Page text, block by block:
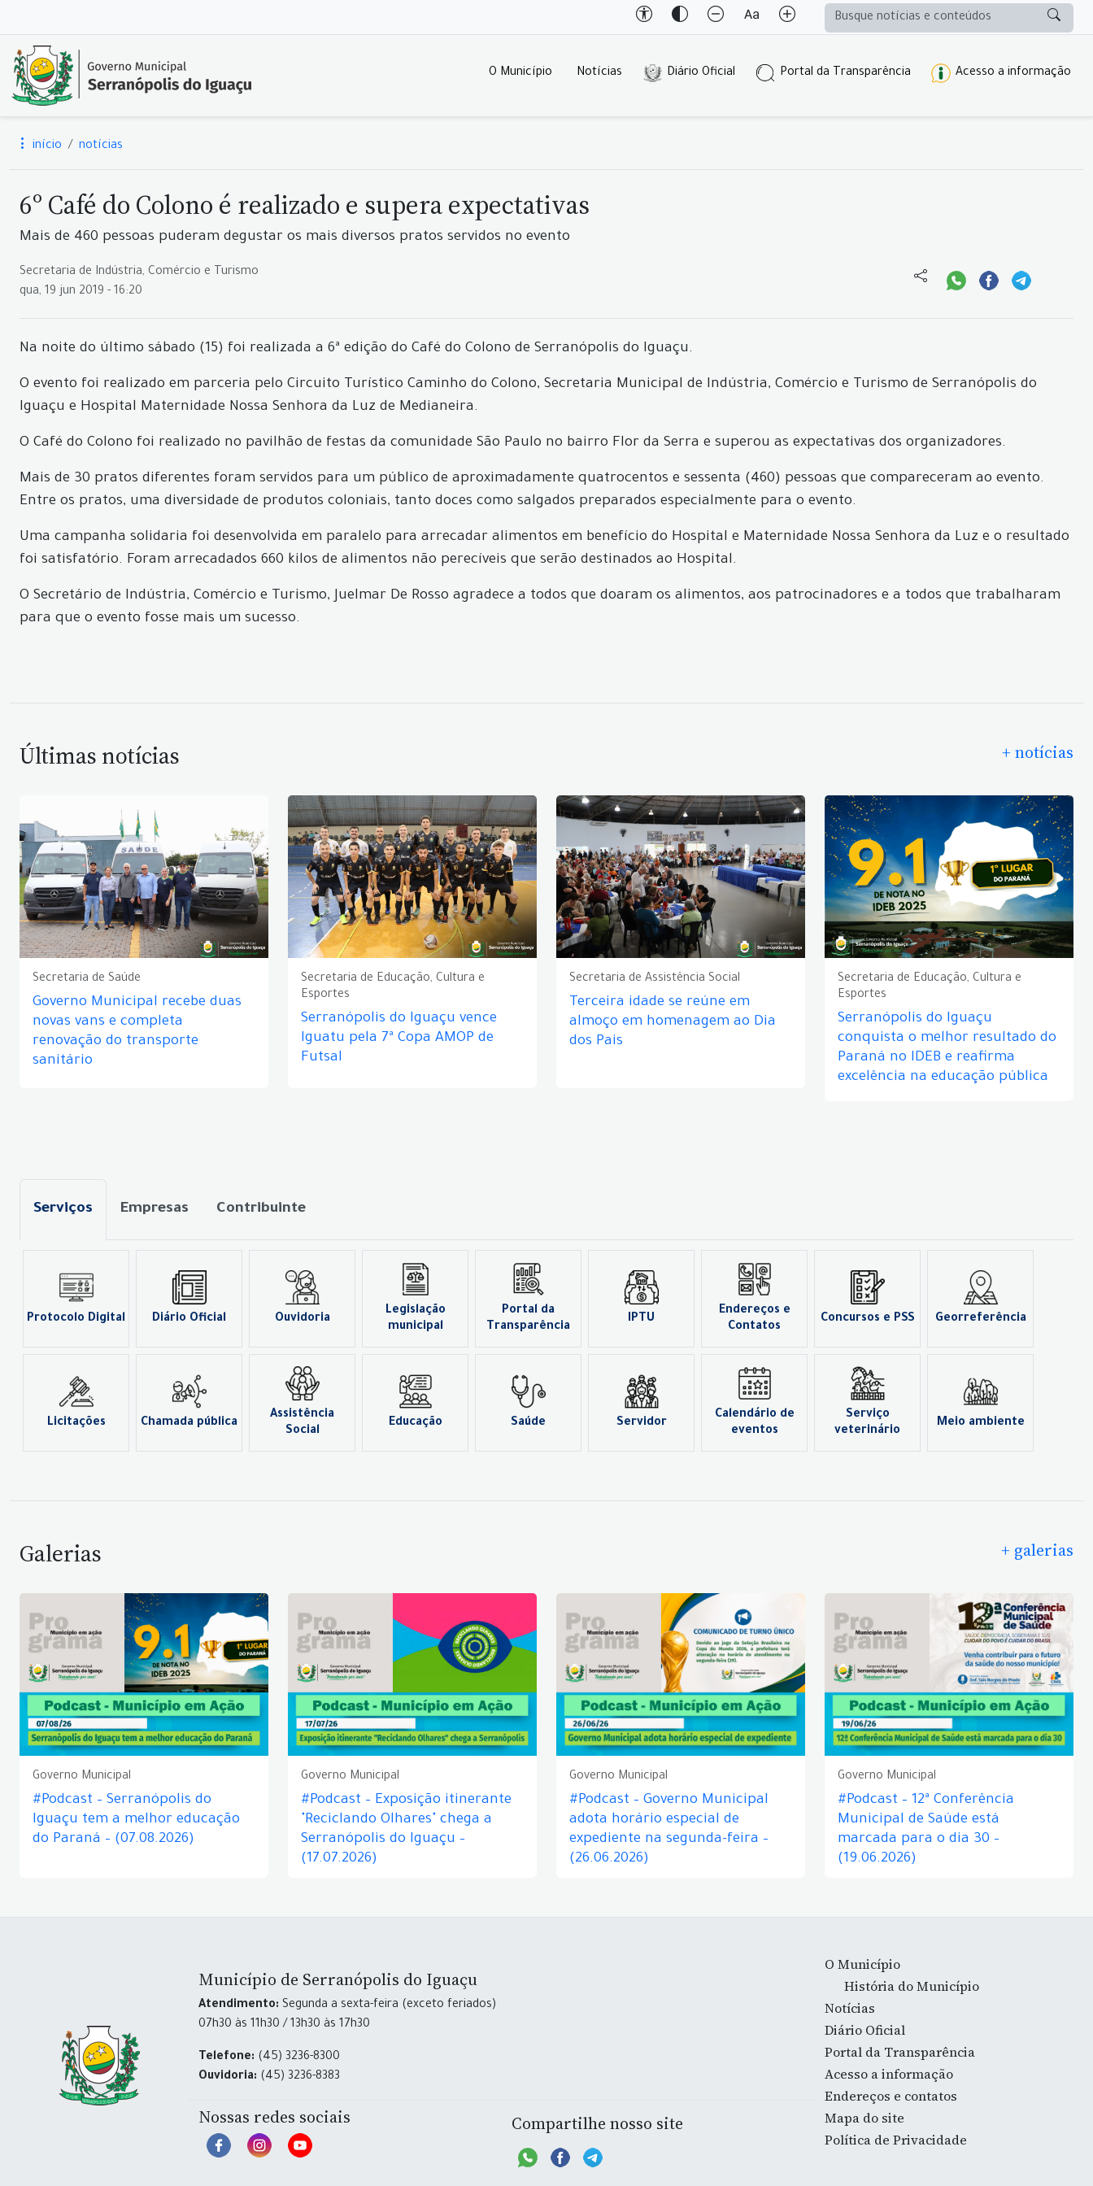
O Município Notícias Diário Oficial Portal da Transparência Acesso a informação
início notícias
6º Café do Colono é realizado e supera expectativas
Mais de 460 pessoas puderam degustar os mais diversos pratos servidos no evento
Secretaria de Indústria, Comércio e Turismo
qua, 19 jun 2019 - 16:20
Na noite do último sábado (15) foi realizada a 6ª edição do Café do Colono de Serranópolis do Iguaçu.
O evento foi realizado em parceria pelo Circuito Turístico Caminho do Colono, Secretaria Municipal de Indústria, Comércio e Turismo de Serranópolis do
Iguaçu e Hospital Maternidade Nossa Senhora da Luz de Medianeira.
O Café do Colono foi realizado no pavilhão de festas da comunidade São Paulo no bairro Flor da Serra e superou as expectativas dos organizadores.
Mais de 30 pratos diferentes foram servidos para um público de aproximadamente quatrocentos e sessenta (460) pessoas que compareceram ao evento.
Entre os pratos, uma diversidade de produtos coloniais, tanto doces como salgados preparados especialmente para o evento.
Uma campanha solidaria foi desenvolvida em paralelo para arrecadar alimentos em benefício do Hospital e Maternidade Nossa Senhora da Luz e o resultado
foi satisfatório. Foram arrecadados 660 kilos de alimentos não perecíveis que serão destinados ao Hospital.
O Secretário de Indústria, Comércio e Turismo, Juelmar De Rosso agradece a todos que doaram os alimentos, aos patrocinadores e a todos que trabalharam
para que o evento fosse mais um sucesso.
Últimas notícias + notícias
Secretaria de Saúde
Governo Municipal recebe duas
novas vans e completa
renovação do transporte
sanitário
Secretaria de Educação, Cultura e
Esportes
Serranópolis do Iguaçu vence
Iguatu pela 7ª Copa AMOP de
Futsal
Secretaria de Assistência Social
Terceira idade se reúne em
almoço em homenagem ao Dia
dos Pais
Secretaria de Educação, Cultura e
Esportes
Serranópolis do Iguaçu
conquista o melhor resultado do
Paraná no IDEB e reafirma
excelência na educação pública
Serviços Empresas Contribuinte
Protocolo Digital Diário Oficial Ouvidoria
Legislação
municipal
Portal da
Transparência
IPTU
Endereços e
Contatos
Concursos e PSS Georreferência
Licitações Chamada pública
Assistência
Social
Educação Saúde Servidor
Calendário de
eventos
Serviço
veterinário
Meio ambiente
Galerias + galerias
Governo Municipal
#Podcast – Serranópolis do
Iguaçu tem a melhor educação
do Paraná – (07.08.2026)
Governo Municipal
#Podcast – Exposição itinerante
"Reciclando Olhares" chega a
Serranópolis do Iguaçu –
(17.07.2026)
Governo Municipal
#Podcast – Governo Municipal
adota horário especial de
expediente na segunda-feira –
(26.06.2026)
Governo Municipal
#Podcast – 12ª Conferência
Municipal de Saúde está
marcada para o dia 30 –
(19.06.2026)
Município de Serranópolis do Iguaçu
Atendimento: Segunda a sexta-feira (exceto feriados)
07h30 às 11h30 / 13h30 às 17h30
Telefone: (45) 3236-8300
Ouvidoria: (45) 3236-8383
Nossas redes sociais Compartilhe nosso site
O Município
História do Município
Notícias
Diário Oficial
Portal da Transparência
Acesso a informação
Endereços e contatos
Mapa do site
Política de Privacidade